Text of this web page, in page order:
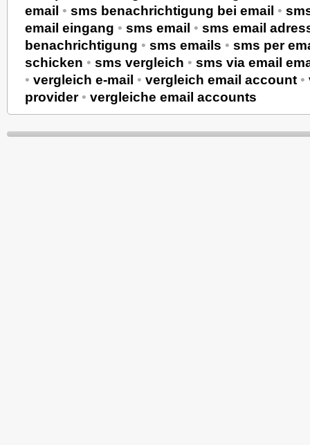
email • sms benachrichtigung bei email •
email eingang • sms email • sms email
benachrichtigung • sms emails • sms per
schicken • sms vergleich • sms via email
• vergleich e-mail • vergleich email account •
provider• vergleiche email accounts